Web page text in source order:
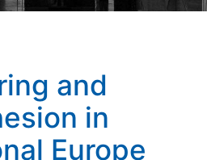
and
in
Europe